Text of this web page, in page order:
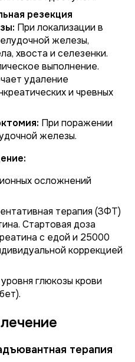
резекция
При локализации в
железы,
хвоста и селезенки.
выполнение.
удаление
и чревных
При поражении
железы.
осложнений
терапия (ЗФТ)
Стартовая доза
с едой и 25000
коррекцией
глюкозы крови
терапия